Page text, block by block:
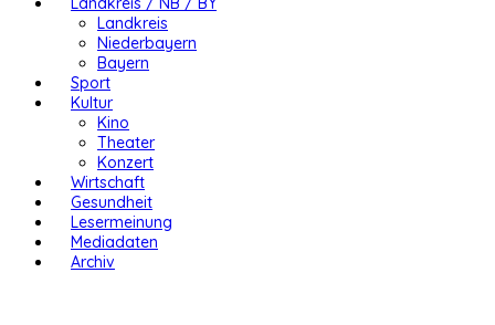
Landkreis
Niederbayern
Bayern
Sport
Kultur
Kino
Theater
Konzert
Wirtschaft
Gesundheit
Lesermeinung
Mediadaten
Archiv